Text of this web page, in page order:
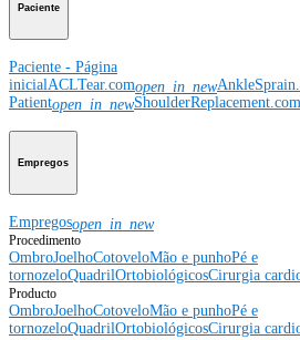
Paciente
Paciente - Página
inicial ACLTear.comopen_in_new
Patientopen_in_newShoulderReplacement.com
Empregos
Empregosopen_in_new
Procedimento
OmbroJoelhoCotoveloMão e punhoPé e
tornozeloQuadrilOrtobiológicosCirurgia
Producto
OmbroJoelhoCotoveloMão e punhoPé e
tornozeloQuadrilOrtobiológicosCirurgia